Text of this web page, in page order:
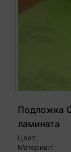
Подложка
ламината
Цвет:
Материал: